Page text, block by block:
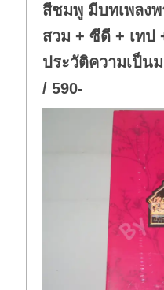
สีชมพู มีบทเพลง
สวม + ซีดี + เทป
ประวัติความเป็น
/ 590-